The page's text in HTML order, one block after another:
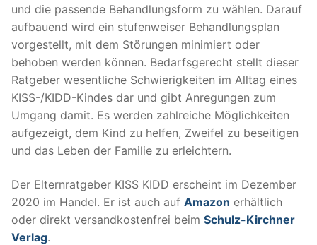
und die passende Behandlungsform zu wählen. Darauf
aufbauend wird ein stufenweiser Behandlungsplan
vorgestellt, mit dem Störungen minimiert oder
behoben werden können. Bedarfsgerecht stellt dieser
Ratgeber wesentliche Schwierigkeiten im Alltag eines
KISS-/KIDD-Kindes dar und gibt Anregungen zum
Umgang damit. Es werden zahlreiche Möglichkeiten
aufgezeigt, dem Kind zu helfen, Zweifel zu beseitigen
und das Leben der Familie zu erleichtern.
Der Elternratgeber KISS KIDD erscheint im Dezember
2020 im Handel. Er ist auch auf Amazon erhältlich
oder direkt versandkostenfrei beim Schulz-Kirchner
Verlag.